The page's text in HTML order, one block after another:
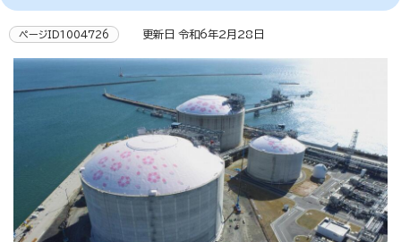
ページID1004726 更新日 令和6年2月28日